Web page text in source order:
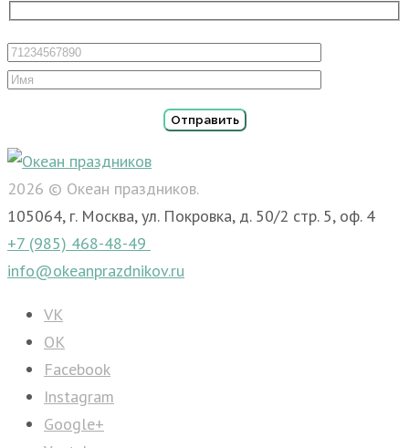
2026 © Океан праздников.
105064, г. Москва, ул. Покровка, д. 50/2 стр. 5, оф. 4
+7 (985) 468-48-49
info@okeanprazdnikov.ru
VK
OK
Facebook
Instagram
Google+